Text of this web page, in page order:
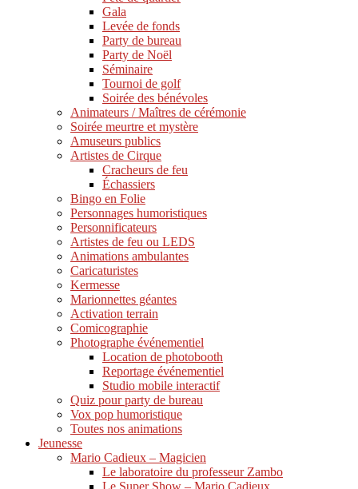
Gala
Levée de fonds
Party de bureau
Party de Noël
Séminaire
Tournoi de golf
Soirée des bénévoles
Animateurs / Maîtres de cérémonie
Soirée meurtre et mystère
Amuseurs publics
Artistes de Cirque
Cracheurs de feu
Échassiers
Bingo en Folie
Personnages humoristiques
Personnificateurs
Artistes de feu ou LEDS
Animations ambulantes
Caricaturistes
Kermesse
Marionnettes géantes
Activation terrain
Comicographie
Photographe événementiel
Location de photobooth
Reportage événementiel
Studio mobile interactif
Quiz pour party de bureau
Vox pop humoristique
Toutes nos animations
Jeunesse
Mario Cadieux – Magicien
Le laboratoire du professeur Zambo
Le Super Show – Mario Cadieux